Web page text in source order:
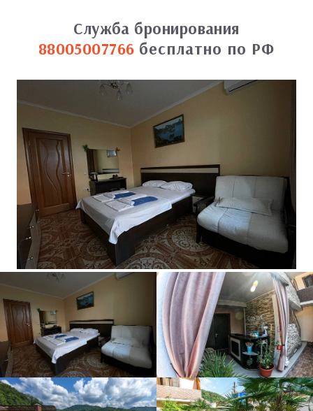
Служба бронирования
88005007766 бесплатно по РФ